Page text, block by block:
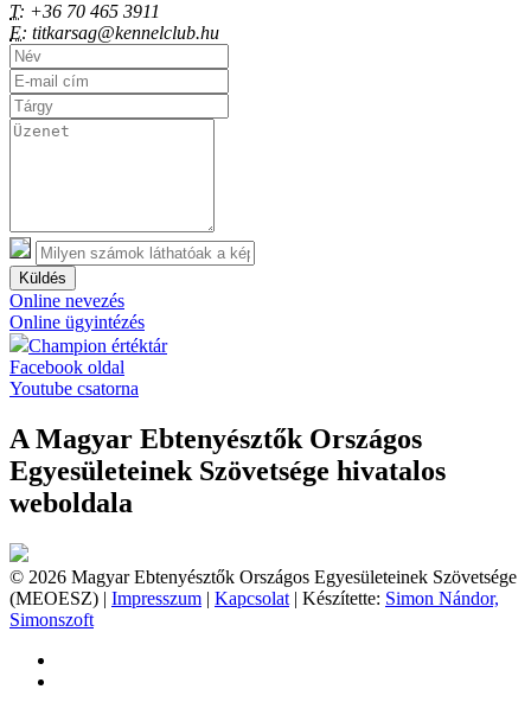
T: +36 70 465 3911
E: titkarsag@kennelclub.hu
Küldés
Online nevezés
Online ügyintézés
Champion értéktár
Facebook oldal
Youtube csatorna
A Magyar Ebtenyésztők Országos
Egyesületeinek Szövetsége hivatalos
weboldala
© 2026 Magyar Ebtenyésztők Országos Egyesületeinek Szövetsége
(MEOESZ) | Impresszum | Kapcsolat | Készítette: Simon Nándor,
Simonszoft